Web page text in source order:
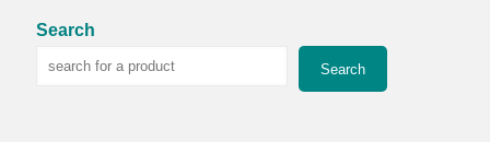
Search
Search